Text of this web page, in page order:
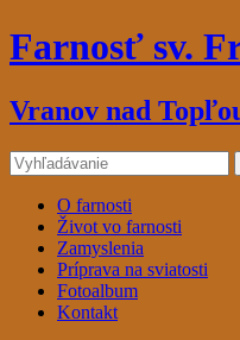
Farnosť sv.
Vranov nad
O farnosti
Život vo farnosti
Zamyslenia
Príprava na sviatosti
Fotoalbum
Kontakt